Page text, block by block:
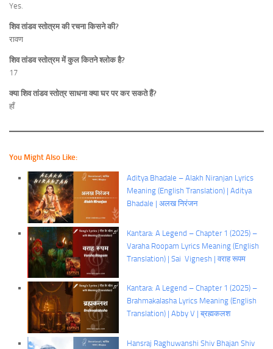
Yes.
शिव तांडव स्तोत्रम की रचना किसने की?
रावण
शिव तांडव स्तोत्रम में कुल कितने श्लोक है?
17
क्या शिव तांडव स्तोत्र साधना क्या घर पर कर सकते हैं?
हाँ
You Might Also Like:
Aditya Bhadale – Alakh Niranjan Lyrics
Meaning (English Translation) | Aditya
Bhadale | अलख निरंजन
Kantara: A Legend – Chapter 1 (2025) –
Varaha Roopam Lyrics Meaning (English
Translation) | Sai Vignesh | वराह रूपम
Kantara: A Legend – Chapter 1 (2025) –
Brahmakalasha Lyrics Meaning (English
Translation) | Abby V | ब्रह्मकलश
Hansraj Raghuwanshi Shiv Bhajan Shiv